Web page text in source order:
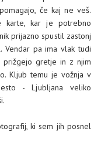
če kaj ne veš.
karte, kar je potrebno
prijazno spustil zastonj
Vendar pa ima vlak tudi
prižgejo gretje in z njim
Kljub temu je vožnja v
- Ljubljana veliko
ki sem jih posnel